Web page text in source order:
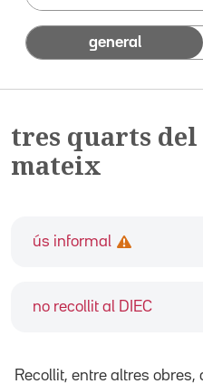
general
tres quarts del
mateix
ús informal
no recollit al DIEC
Recollit, entre altres obres,